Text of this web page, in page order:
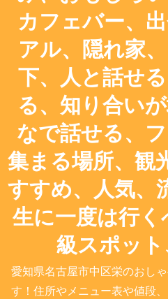
カフェバー、
アル、隠れ家
下、人と話せ
る、知り合い
なで話せる、
集まる場所、観
すすめ、人気、
生に一度は行
級スポッ
愛知県名古屋市中区栄のおし
す！住所やメニュー表や値段